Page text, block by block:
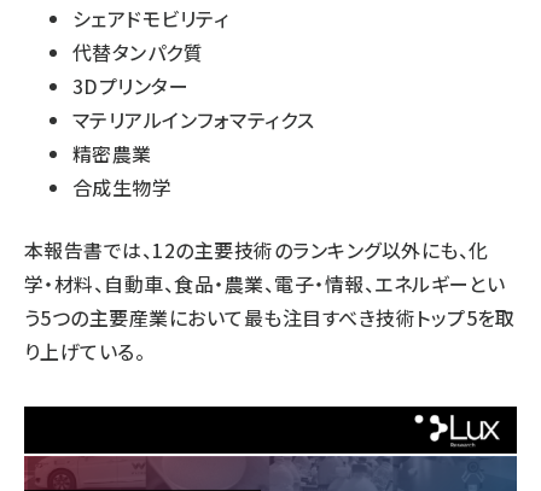
シェアドモビリティ
代替タンパク質
3Dプリンター
マテリアルインフォマティクス
精密農業
合成生物学
本報告書では、12の主要技術のランキング以外にも、化
学・材料、自動車、食品・農業、電子・情報、エネルギーとい
う5つの主要産業において最も注目すべき技術トップ5を取
り上げている。